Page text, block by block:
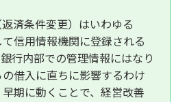
済条件変更）はいわゆる
て信用情報機関に登録される
行内部での管理情報にはなり
借入に直ちに影響するわけ
期に動くことで、経営改善